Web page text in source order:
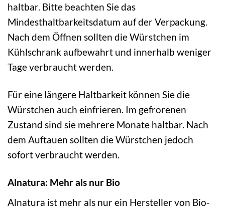
haltbar. Bitte beachten Sie das
Mindesthaltbarkeitsdatum auf der Verpackung.
Nach dem Öffnen sollten die Würstchen im
Kühlschrank aufbewahrt und innerhalb weniger
Tage verbraucht werden.
Für eine längere Haltbarkeit können Sie die
Würstchen auch einfrieren. Im gefrorenen
Zustand sind sie mehrere Monate haltbar. Nach
dem Auftauen sollten die Würstchen jedoch
sofort verbraucht werden.
Alnatura: Mehr als nur Bio
Alnatura ist mehr als nur ein Hersteller von Bio-